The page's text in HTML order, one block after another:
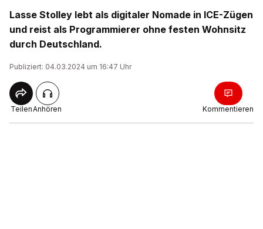
Lasse Stolley lebt als digitaler Nomade in ICE-Zügen
und reist als Programmierer ohne festen Wohnsitz
durch Deutschland.
Publiziert: 04.03.2024 um 16:47 Uhr
TeilenAnhören Kommentieren